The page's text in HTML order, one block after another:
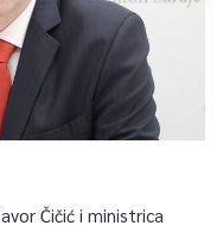
Čičić i ministrica